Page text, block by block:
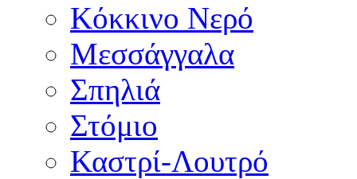
Κόκκινο Νερό
Μεσσάγγαλα
Σπηλιά
Στόμιο
Καστρί-Λουτρό